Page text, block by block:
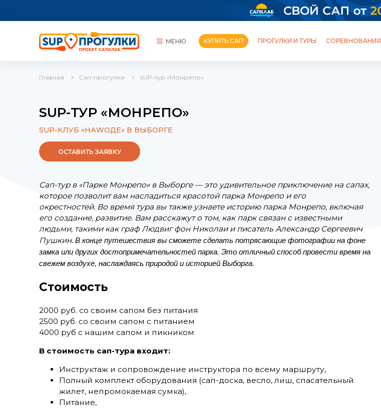
МЕНЮ
КУПИТЬ САП
КУПИТЬ САП ПРОГУЛКИ И ТУРЫ СОРЕВНОВАНИЯ
Главная Сап-прогулки SUP-тур «Монрепо»
SUP-ТУР «МОНРЕПО»
SUP-КЛУБ «НАWОДЕ» В ВЫБОРГЕ
ОСТАВИТЬ ЗАЯВКУ
Сап-тур в «Парке Монрепо» в Выборге —это удивительное приключение на сапах,
которое позволит вам насладиться красотой парка Монрепо и его
окрестностей. Во время тура вы также узнаете историю парка Монрепо, включая
его создание, развитие. Вам расскажут о том, как парк связан с известными
людьми, такими как граф Людвиг фон Николаи и писатель Александр Сергеевич
Пушкин. В конце путешествия вы сможете сделать потрясающие фотографии на фоне
замка или других достопримечательностей парка. Это отличный способ провести время на
свежем воздухе, наслаждаясь природой и историей Выборга.
Стоимость
2000 руб. со своим сапом без питания
2500 руб. со своим сапом с питанием
4000 руб с нашим сапом и пикником
В стоимость сап-тура входит:
Инструктаж и сопровождение инструктора по всему маршруту,
Полный комплект оборудования (сап-доска, весло, лиш, спасательный
жилет, непромокаемая сумка),
Питание,